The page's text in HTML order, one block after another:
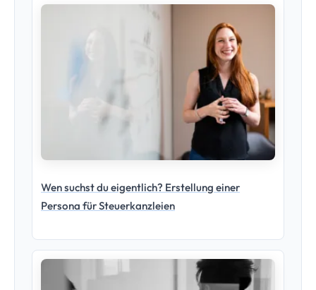
Wen suchst du eigentlich? Erstellung einer
Persona für Steuerkanzleien